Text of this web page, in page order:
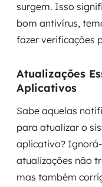
surgem. Isso
bom antivírus,
fazer verificações
Atualizações
Aplicativos
Sabe aquelas
para atualizar o
aplicativo?
atualizações não
mas também